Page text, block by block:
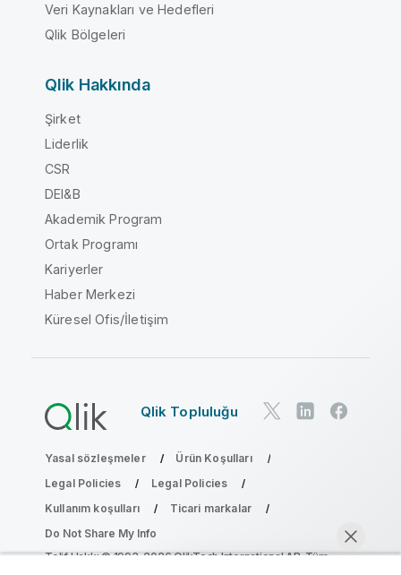
Veri Kaynakları ve Hedefleri
Qlik Bölgeleri
Qlik Hakkında
Şirket
Liderlik
CSR
DEI&B
Akademik Program
Ortak Programı
Kariyerler
Haber Merkezi
Küresel Ofis/İletişim
Qlik Topluluğu
Yasal sözleşmeler
Ürün Koşulları
Legal Policies
Legal Policies
Kullanım koşulları
Ticari markalar
Do Not Share My Info
Telif Hakkı © 1993-2026 QlikTech International AB. Tüm